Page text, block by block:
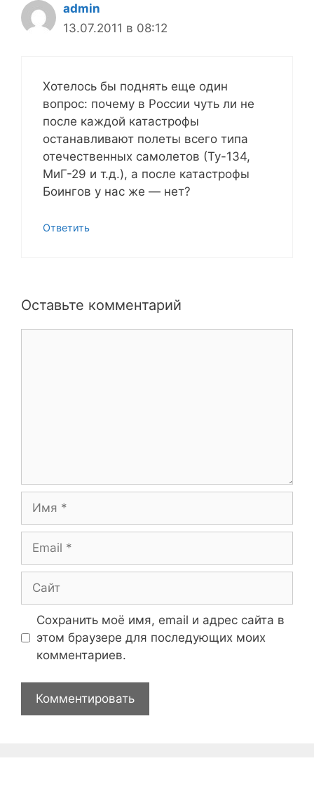
admin
13.07.2011 в 08:12
Хотелось бы поднять еще один
вопрос: почему в России чуть ли не
после каждой катастрофы
останавливают полеты всего типа
отечественных самолетов (Ту-134,
МиГ-29 и т.д.), а после катастрофы
Боингов у нас же — нет?
Ответить
Оставьте комментарий
Имя
Email
Сайт
Сохранить моё имя, email и адрес сайта в
этом браузере для последующих моих
комментариев.